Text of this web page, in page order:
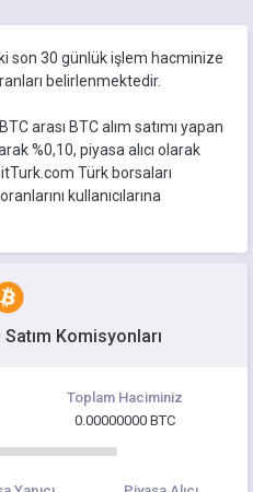
son 30 günlük işlem hacminize
belirlenmektedir.
arası BTC alım satımı yapan
%0,10, piyasa alıcı olarak
Türk borsaları
kullanıcılarına
Komisyonları
Toplam Haciminiz
0.00000000 BTC